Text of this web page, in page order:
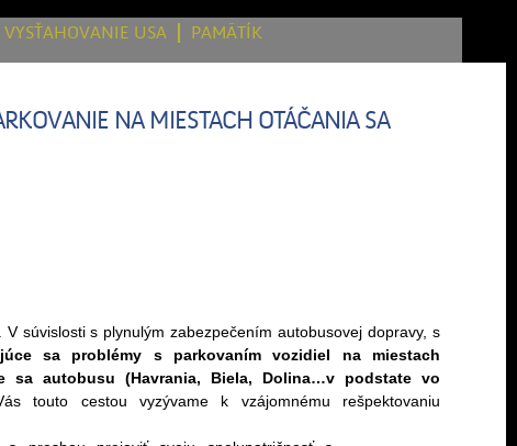
VYSŤAHOVANIE USA
PAMÄTÍK
NA MIESTACH OTÁČANIA SA
súvislosti s plynulým zabezpečením autobusovej dopravy, s
sa problémy s parkovaním vozidiel na miestach
sa autobusu (Havrania, Biela, Dolina…v podstate vo
touto cestou vyzývame k vzájomnému rešpektovaniu